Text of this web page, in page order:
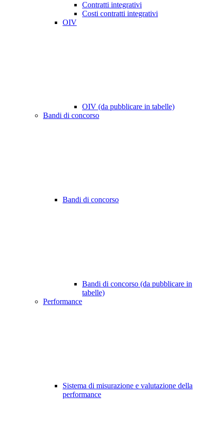
Contratti integrativi
Costi contratti integrativi
OIV
OIV (da pubblicare in tabelle)
Bandi di concorso
Bandi di concorso
Bandi di concorso (da pubblicare in
tabelle)
Performance
Sistema di misurazione e valutazione della
performance